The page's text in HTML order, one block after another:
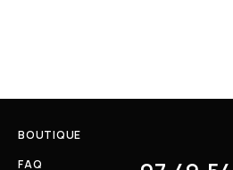
BOUTIQUE
FAQ